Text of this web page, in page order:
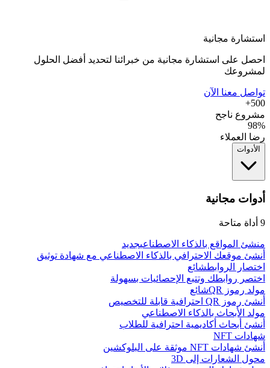
استشارة مجانية
احصل على استشارة مجانية من خبرائنا لتحديد أفضل الحلول
لمشروعك
تواصل معنا الآن
500+
مشروع ناجح
98%
رضا العملاء
الأدوات
أدوات مجانية
9 أداة متاحة
منشئ المواقع بالذكاء الاصطناعيجديد
أنشئ موقعك الاحترافي بالذكاء الاصطناعي مع شهادة توثيق
اختصار الروابطشائع
اختصر روابطك وتتبع الإحصائيات بسهولة
مولد رموز QR
شائع
أنشئ رموز QR احترافية قابلة للتخصيص
مولد الأبحاث بالذكاء الاصطناعي
أنشئ أبحاث أكاديمية احترافية للطلاب
شهادات NFT
أنشئ شهادات NFT موثقة على البلوكشين
محول الشعارات إلى 3D